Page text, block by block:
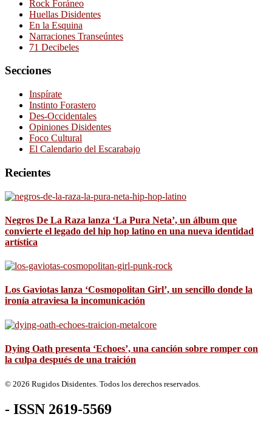
Rock Foráneo
Huellas Disidentes
En la Esquina
Narraciones Transeúntes
71 Decibeles
Secciones
Inspírate
Instinto Forastero
Des-Occidentales
Opiniones Disidentes
Foco Cultural
El Calendario del Escarabajo
Recientes
Negros De La Raza lanza ‘La Pura Neta’, un álbum que
convierte el legado del hip hop latino en una nueva identidad
artística
Los Gaviotas lanza ‘Cosmopolitan Girl’, un sencillo donde la
ironía atraviesa la incomunicación
Dying Oath presenta ‘Echoes’, una canción sobre romper con
la culpa después de una traición
© 2026 Rugidos Disidentes. Todos los derechos reservados.
- ISSN 2619-5569